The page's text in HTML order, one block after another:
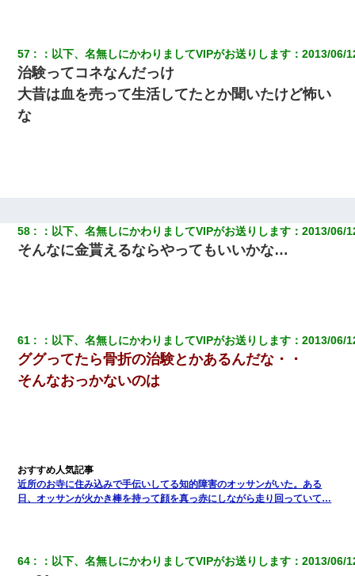
57 ： 以下、名無しにかわりましてVIPがお送りします ：2013/06/
治験ってコネなんだっけ
大昔は血を売って生活してたとか聞いたけど怖い
な
58 ： 以下、名無しにかわりましてVIPがお送りします ：2013/06/
そんなに金貰えるならやってもいいかな…
61 ： 以下、名無しにかわりましてVIPがお送りします ：2013/06/
ググってたら骨折の治験とかあるんだな・・
そんなおっかないのは
近所のお寺に住み込みで手伝いしてる知的障害のオッサンがいた。ある
日、オッサンが火かき棒を持って顔を真っ赤にしながら走り回っていて…
64 ： 以下、名無しにかわりましてVIPがお送りします ：2013/06/